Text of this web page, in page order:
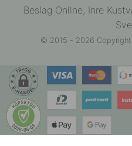
Beslag Online, Inre
© 2015 - 2026 Copyright